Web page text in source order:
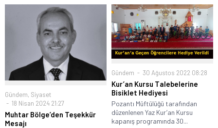
Gündem, Siyaset
18 Nisan 2024 21:27
Muhtar Bölge’den Teşekkür
Mesajı
Gündem 30 Ağustos 2022 08:28
Kur’an Kursu Talebelerine
Bisiklet Hediyesi
Pozantı Müftülüğü tarafından
düzenlenen Yaz Kur’an Kursu
kapanış programında 30...